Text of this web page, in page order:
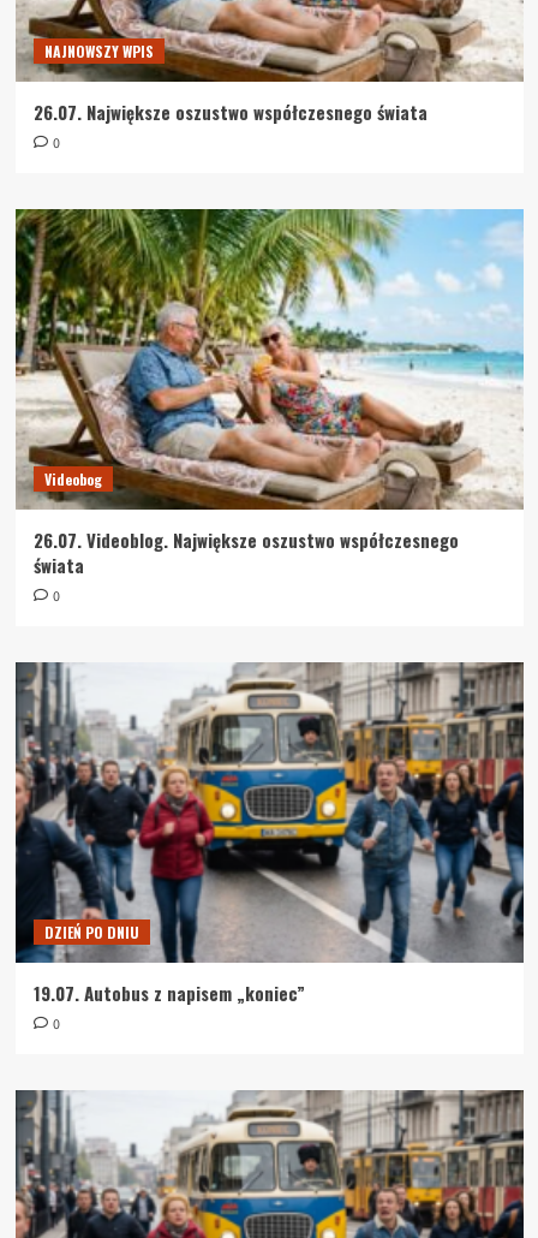
NAJNOWSZY WPIS
26.07. Największe oszustwo współczesnego świata
0
Videobog
26.07. Videoblog. Największe oszustwo współczesnego
świata
0
DZIEŃ PO DNIU
19.07. Autobus z napisem „koniec”
0